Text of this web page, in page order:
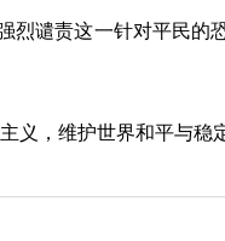
谴责这一针对平民的
，维护世界和平与稳